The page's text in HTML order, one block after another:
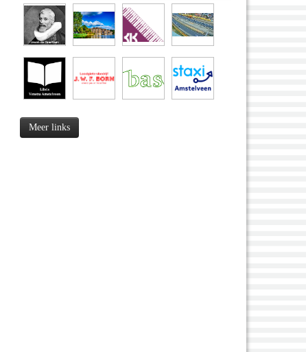
Meer links